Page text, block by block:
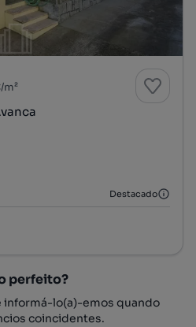
m²
Destacado
perfeito?
informá-lo(a)-emos quando
coincidentes.